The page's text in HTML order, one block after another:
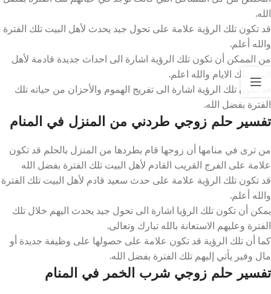
الله.
قد تكون تلك الرؤية علامة على تحول جيد يحدث لأهل البيت تلك الفترة
والله أعلم.
من الممكن أن تكون تلك الرؤية اشارة الى احداث جديدة قادمة لأهل
البيت تلك الايام والله اعلم.
قد تكون تلك الرؤية اشارة الى تفريج الهموم والأحزان من حياته تلك
الفترة بفضل الله.
تفسير حلم زوجي طردني من المنزل في المنام
من ترى في منامها أن زوجها قام بطردها من المنزل بالحلم قد تكون
علامة على الفرج القريب القادم لأهل البيت تلك الفترة بفضل الله
قد تكون تلك الرؤية علامة على حدث سعيد قادم لأهل البيت تلك الفترة
والله أعلم.
يمكن أن تكون تلك الرؤيا اشارة الى تحول جيد يحدث اليهم خلال تلك
الفترة وعليهم الاستعانة بالله تبارك وتعالى.
كما أن تلك الرؤية قد تكون علامة على حصولها على وظيفة جديدة أو
مال وفير يأتي إليهم تلك الفترة بفضل الله.
تفسير حلم زوجي شرب الخمر في المنام